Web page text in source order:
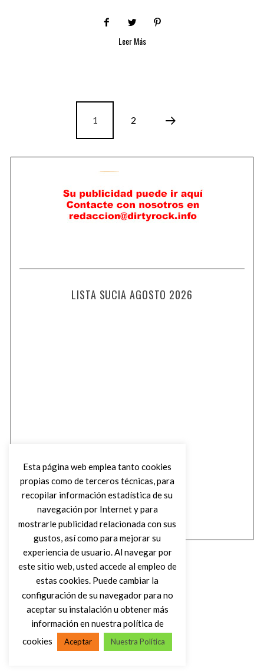
Leer Más
1 2
LISTA SUCIA AGOSTO 2026
VOLVER AL INICIO
Esta página web emplea tanto cookies
propias como de terceros técnicas, para
recopilar información estadística de su
navegación por Internet y para
mostrarle publicidad relacionada con sus
gustos, así como para mejorar su
experiencia de usuario. Al navegar por
este sitio web, usted accede al empleo de
estas cookies. Puede cambiar la
configuración de su navegador para no
aceptar su instalación u obtener más
información en nuestra política de
cookies
Aceptar Nuestra Política